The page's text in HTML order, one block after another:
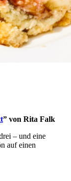
” von Rita Falk
– und eine
auf einen